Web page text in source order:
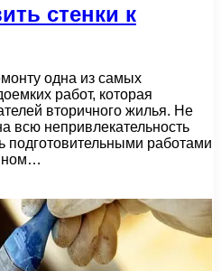
стенки к
одна из самых
работ, которая
вторичного жилья. Не
всю непривлекательность
подготовительными работами